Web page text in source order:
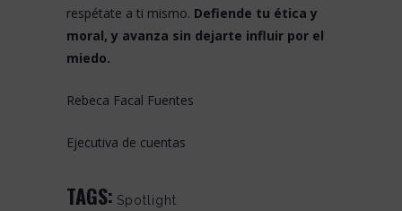
respétate a ti mismo. Defiende tu ética y
moral, y avanza sin dejarte influir por el
miedo.
Rebeca Facal Fuentes
Ejecutiva de cuentas
TAGS: Spotlight